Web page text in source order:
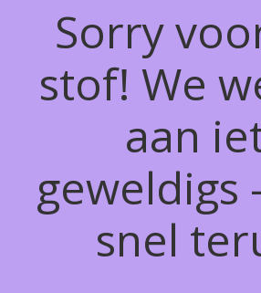
Sorry
stof! We
aan
geweldigs
snel